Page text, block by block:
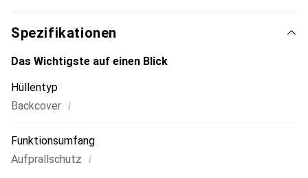
anerkannt und eine zuverlässige Wahl für eine
anspruchsvolle Kundschaft.
Spezifikationen
Das Wichtigste auf einen Blick
Hüllentyp
Backcover i
Funktionsumfang
Aufprallschutz i